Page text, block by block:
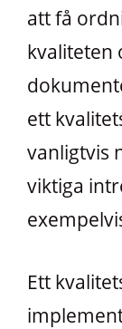
att få
kvaliteten
ett
vanligtvis
viktiga
Ett